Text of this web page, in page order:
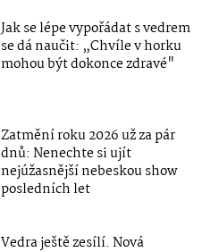
Jak se lépe vypořádat s vedrem
se dá naučit: „Chvíle v horku
mohou být dokonce zdravé"
Zatmění roku 2026 už za pár
dnů: Nenechte si ujít
nejúžasnější nebeskou show
posledních let
Vedra ještě zesílí. Nová